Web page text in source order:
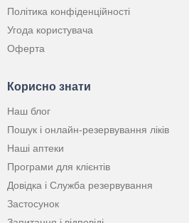
Політика конфіденційності
Угода користувача
Оферта
Корисно знати
Наш блог
Пошук і онлайн-резервування ліків
Наші аптеки
Програми для клієнтів
Довідка і Служба резервування
Застосунок